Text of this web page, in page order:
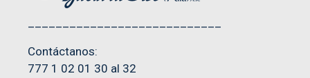
Contáctanos:
777 1 02 01 30 al 32